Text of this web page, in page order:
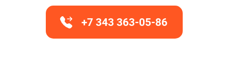
+7 343 363-05-86